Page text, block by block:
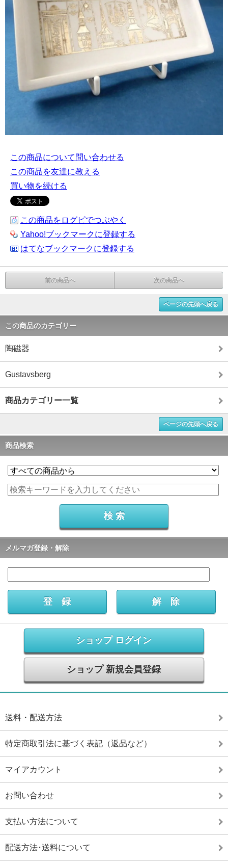
この商品について問い合わせる
この商品を友達に教える
買い物を続ける
この商品をログピでつぶやく
Yahoo!ブックマークに登録する
はてなブックマークに登録する
前の商品へ 次の商品へ
ページの先頭へ戻る
この商品のカテゴリー
陶磁器
Gustavsberg
商品カテゴリー一覧
ページの先頭へ戻る
商品検索
メルマガ登録・解除
ショップ ログイン
ショップ 新規会員登録
送料・配送方法
特定商取引法に基づく表記（返品など）
マイアカウント
お問い合わせ
支払い方法について
配送方法･送料について